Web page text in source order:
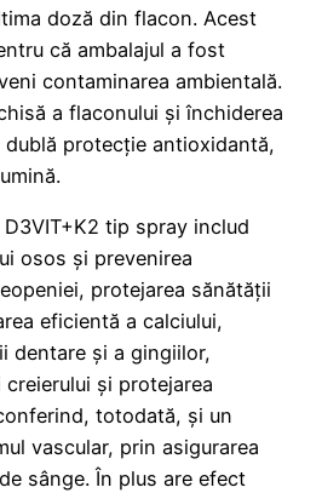
doză din flacon. Acest
că ambalajul a fost
contaminarea ambientală.
a flaconului și închiderea
dublă protecție antioxidantă,
tip spray includ
osos și prevenirea
protejarea sănătății
eficientă a calciului,
dentare și a gingiilor,
și protejarea
totodată, și un
vascular, prin asigurarea
sânge. În plus are efect